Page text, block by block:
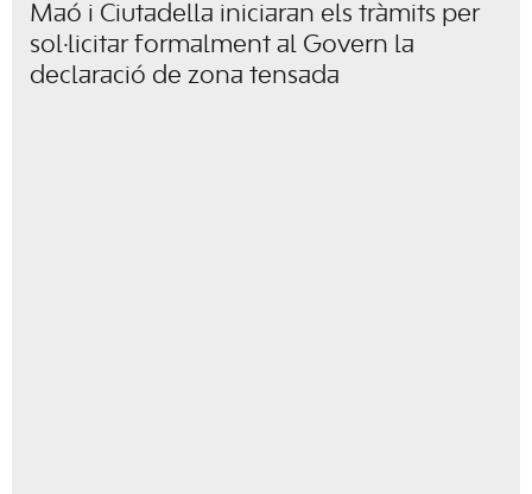
Maó i Ciutadella iniciaran els tràmits per
sol·licitar formalment al Govern la
declaració de zona tensada